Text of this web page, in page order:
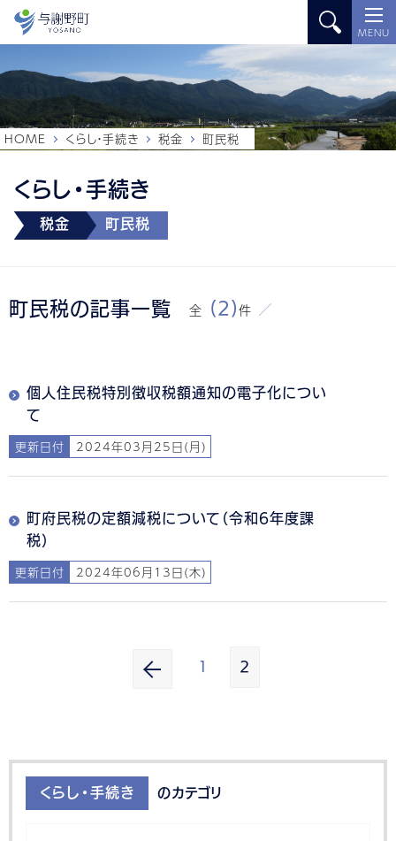
MENU
くらし・手続き
税金 町民税
HOME くらし・手続き 税金 町民税
町民税の記事一覧 全 (2)件
個人住民税特別徴収税額通知の電子化につい
て
更新日付 2024年03月25日(月)
町府民税の定額減税について（令和6年度課
税）
更新日付 2024年06月13日(木)
1 2
くらし・手続き のカテゴリ